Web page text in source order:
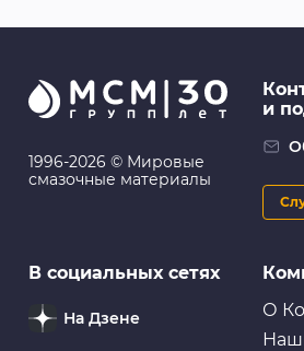
Для ремонта
ABRO: Изолента зелёная (19 мм
Лента
1996-2026 © Мировые
смазочные материалы
О
и
В социальных сетях
На Дзене